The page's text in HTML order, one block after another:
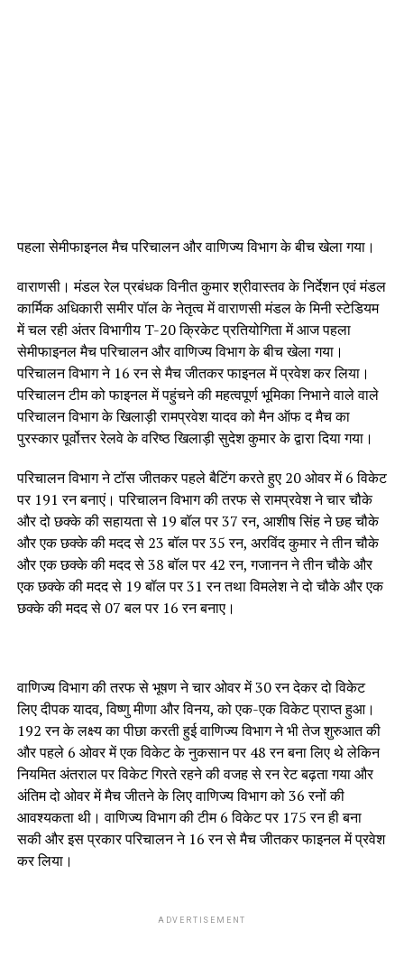
पहला सेमीफाइनल मैच परिचालन और वाणिज्य विभाग के बीच खेला गया।
वाराणसी। मंडल रेल प्रबंधक विनीत कुमार श्रीवास्तव के निर्देशन एवं मंडल
कार्मिक अधिकारी समीर पॉल के नेतृत्व में वाराणसी मंडल के मिनी स्टेडियम
में चल रही अंतर विभागीय T-20 क्रिकेट प्रतियोगिता में आज पहला
सेमीफाइनल मैच परिचालन और वाणिज्य विभाग के बीच खेला गया।
परिचालन विभाग ने 16 रन से मैच जीतकर फाइनल में प्रवेश कर लिया।
परिचालन टीम को फाइनल में पहुंचने की महत्वपूर्ण भूमिका निभाने वाले वाले
परिचालन विभाग के खिलाड़ी रामप्रवेश यादव को मैन ऑफ द मैच का
पुरस्कार पूर्वोत्तर रेलवे के वरिष्ठ खिलाड़ी सुदेश कुमार के द्वारा दिया गया।
परिचालन विभाग ने टॉस जीतकर पहले बैटिंग करते हुए 20 ओवर में 6 विकेट
पर 191 रन बनाएं। परिचालन विभाग की तरफ से रामप्रवेश ने चार चौके
और दो छक्के की सहायता से 19 बॉल पर 37 रन, आशीष सिंह ने छह चौके
और एक छक्के की मदद से 23 बॉल पर 35 रन, अरविंद कुमार ने तीन चौके
और एक छक्के की मदद से 38 बॉल पर 42 रन, गजानन ने तीन चौके और
एक छक्के की मदद से 19 बॉल पर 31 रन तथा विमलेश ने दो चौके और एक
छक्के की मदद से 07 बल पर 16 रन बनाए।
वाणिज्य विभाग की तरफ से भूषण ने चार ओवर में 30 रन देकर दो विकेट
लिए दीपक यादव, विष्णु मीणा और विनय, को एक-एक विकेट प्राप्त हुआ।
192 रन के लक्ष्य का पीछा करती हुई वाणिज्य विभाग ने भी तेज शुरुआत की
और पहले 6 ओवर में एक विकेट के नुकसान पर 48 रन बना लिए थे लेकिन
नियमित अंतराल पर विकेट गिरते रहने की वजह से रन रेट बढ़ता गया और
अंतिम दो ओवर में मैच जीतने के लिए वाणिज्य विभाग को 36 रनों की
आवश्यकता थी। वाणिज्य विभाग की टीम 6 विकेट पर 175 रन ही बना
सकी और इस प्रकार परिचालन ने 16 रन से मैच जीतकर फाइनल में प्रवेश
कर लिया।
ADVERTISEMENT